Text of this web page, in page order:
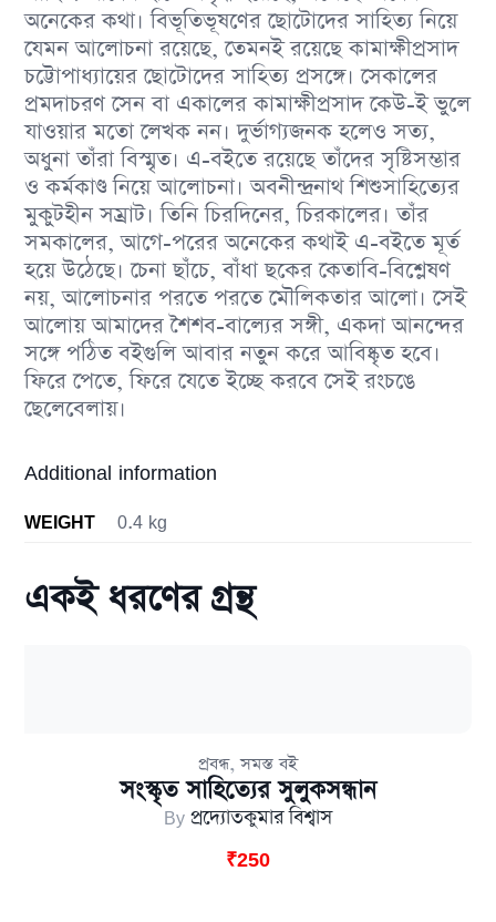
অনেকের কথা। বিভূতিভূষণের ছোটোদের সাহিত্য নিয়ে
যেমন আলোচনা রয়েছে, তেমনই রয়েছে কামাক্ষীপ্রসাদ
চট্টোপাধ্যায়ের ছোটোদের সাহিত্য প্রসঙ্গে। সেকালের
প্রমদাচরণ সেন বা একালের কামাক্ষীপ্রসাদ কেউ-ই ভুলে
যাওয়ার মতো লেখক নন। দুর্ভাগ্যজনক হলেও সত্য,
অধুনা তাঁরা বিস্মৃত। এ-বইতে রয়েছে তাঁদের সৃষ্টিসম্ভার
ও কর্মকাণ্ড নিয়ে আলোচনা। অবনীন্দ্রনাথ শিশুসাহিত্যের
মুকুটহীন সম্রাট। তিনি চিরদিনের, চিরকালের। তাঁর
সমকালের, আগে-পরের অনেকের কথাই এ-বইতে মূর্ত
হয়ে উঠেছে। চেনা ছাঁচে, বাঁধা ছকের কেতাবি-বিশ্লেষণ
নয়, আলোচনার পরতে পরতে মৌলিকতার আলো। সেই
আলোয় আমাদের শৈশব-বাল্যের সঙ্গী, একদা আনন্দের
সঙ্গে পঠিত বইগুলি আবার নতুন করে আবিষ্কৃত হবে।
ফিরে পেতে, ফিরে যেতে ইচ্ছে করবে সেই রংচঙে
ছেলেবেলায়।
Additional information
WEIGHT 0.4 kg
একই ধরণের গ্রন্থ
প্রবন্ধ,সমস্ত বই
সংস্কৃত সাহিত্যের সুলুকসন্ধান
By প্রদ্যোতকুমার বিশ্বাস
₹250